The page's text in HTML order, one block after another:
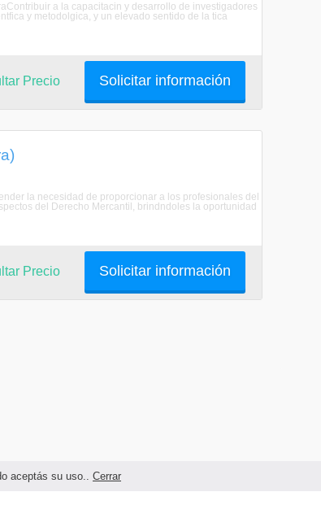
aceptás su uso.. Cerrar
a la capacitacin y desarrollo de investigadores
y metodolgica, y un elevado sentido de la tica
Solicitar información
Precio
la necesidad de proporcionar a los profesionales del
del Derecho Mercantil, brindndoles la oportunidad
Solicitar información
Precio